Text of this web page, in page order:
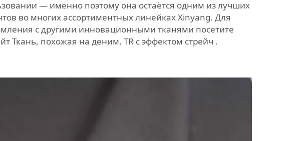
— именно поэтому она остаётся одним из лучших
во многих ассортиментных линейках Xinyang. Для
с другими инновационными тканями посетите
Ткань, похожая на деним, TR с эффектом стрейч .